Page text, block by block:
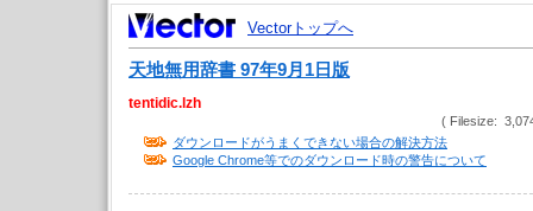
Vectorトップへ
天地無用辞書 97年9月1日版
tentidic.lzh
( Filesize:
ダウンロードがうまくできない場合の解決方法
Google Chrome等でのダウンロード時の警告について